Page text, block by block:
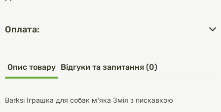
Оплата:
Опис товару Відгуки та запитання (0)
Barksi Іграшка для собак м'яка Змія з пискавкою